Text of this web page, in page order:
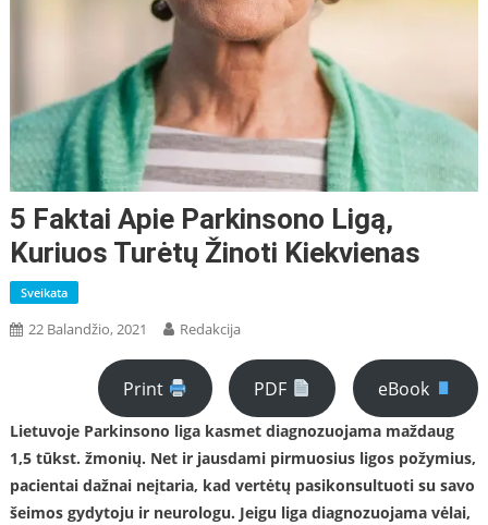
5 Faktai Apie Parkinsono Ligą,
Kuriuos Turėtų Žinoti Kiekvienas
Sveikata
22 Balandžio, 2021 Redakcija
Print PDF eBook
Lietuvoje Parkinsono liga kasmet diagnozuojama maždaug
1,5 tūkst. žmonių. Net ir jausdami pirmuosius ligos požymius,
pacientai dažnai neįtaria, kad vertėtų pasikonsultuoti su savo
šeimos gydytoju ir neurologu. Jeigu liga diagnozuojama vėlai,